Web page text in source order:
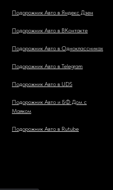
Подорожник Авто в Яндекс Дзен
Подорожник Авто в ВКонтакте
Подорожник Авто в Одноклассниках
Подорожник Авто в Telegram
Подорожник Авто в UDS
Подорожник Авто и БФ Дом с
Маяком
Подорожник Авто в Rutube